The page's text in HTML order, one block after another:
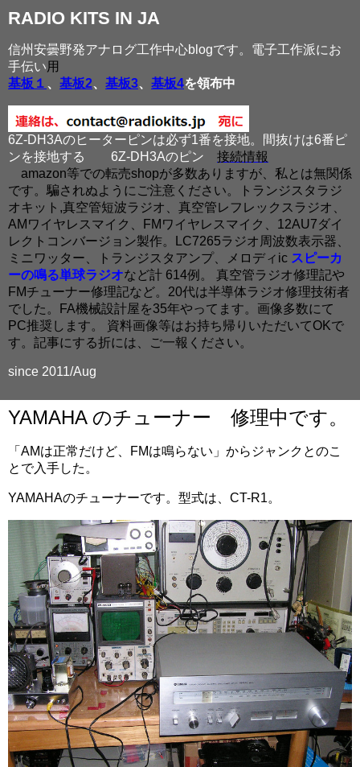
RADIO KITS IN JA
信州安曇野発アナログ工作中心blogです。電子工作派にお
手伝い用
基板１ 、 基板2、 基板3、 基板4を領布中
6Z-DH3Aのヒーターピンは必ず1番を接地。間抜けは6番ピ
ンを接地する
6Z-DH3Aのピン 接続情報
amazon等での転売shopが多数ありますが、私とは無関係
です。騙されぬようにご注意ください。トランジスタラジ
オキット,真空管短波ラジオ、真空管レフレックスラジオ、
AMワイヤレスマイク、FMワイヤレスマイク、12AU7ダイ
レクトコンバージョン製作。LC7265ラジオ周波数表示器、
ミニワッター、トランジスタアンプ、メロディic スピーカ
ーの鳴る単球ラジオなど計 614例。 真空管ラジオ修理記や
FMチューナー修理記など。20代は半導体ラジオ修理技術者
でした。FA機械設計屋を35年やってます。画像多数にて
PC推奨します。 資料画像等はお持ち帰りいただいてOKで
す。記事にする折には、ご一報ください。
since 2011/Aug
YAMAHA のチューナー 修理中です。
「AMは正常だけど、FMは鳴らない」からジャンクとのこ
とで入手した。
YAMAHAのチューナーです。型式は、CT-R1。